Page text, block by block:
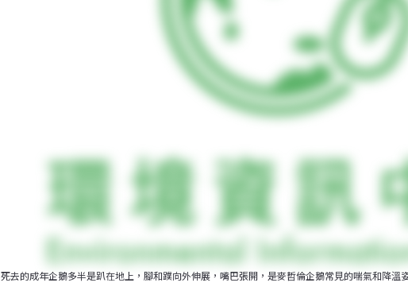
死去的成年企鵝多半是趴在地上，腳和蹼向外伸展，嘴巴張開，是麥哲倫企鵝常見的喘氣和降溫